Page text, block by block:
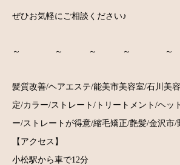
ぜひお気軽にご相談ください♪
～ ～ ～ ～ ～
髪質改善/ヘアエステ/能美市美容室/石川美
定/カラー/ストレート/トリートメント/ヘッ
ー/ストレートが得意/縮毛矯正/艶髪/金沢市
【アクセス】
小松駅から車で12分